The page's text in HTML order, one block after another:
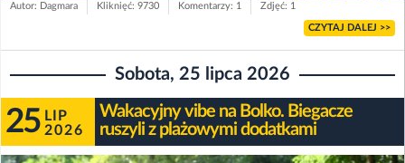
Autor: Dagmara Kliknięć: 9730 Komentarzy: 1 Zdjęć: 1
CZYTAJ DALEJ >>
Sobota, 25 lipca 2026
25 LIP
2026
Wakacyjny vibe na Bolko. Biegacze
ruszyli z plażowymi dodatkami